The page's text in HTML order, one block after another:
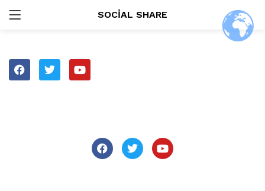
SOCIAL SHARE